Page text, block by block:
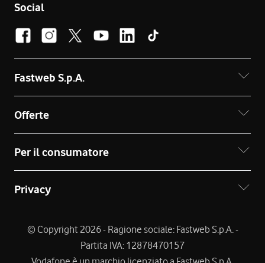
Social
Fastweb S.p.A.
Offerte
Per il consumatore
Privacy
© Copyright 2026 - Ragione sociale: Fastweb S.p.A. -
Partita IVA: 12878470157